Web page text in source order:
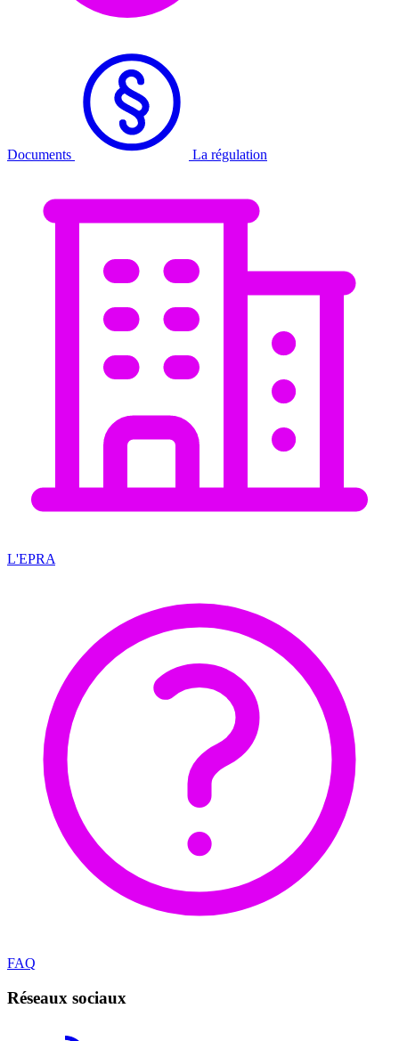
Documents La régulation
L'EPRA
FAQ
Réseaux sociaux